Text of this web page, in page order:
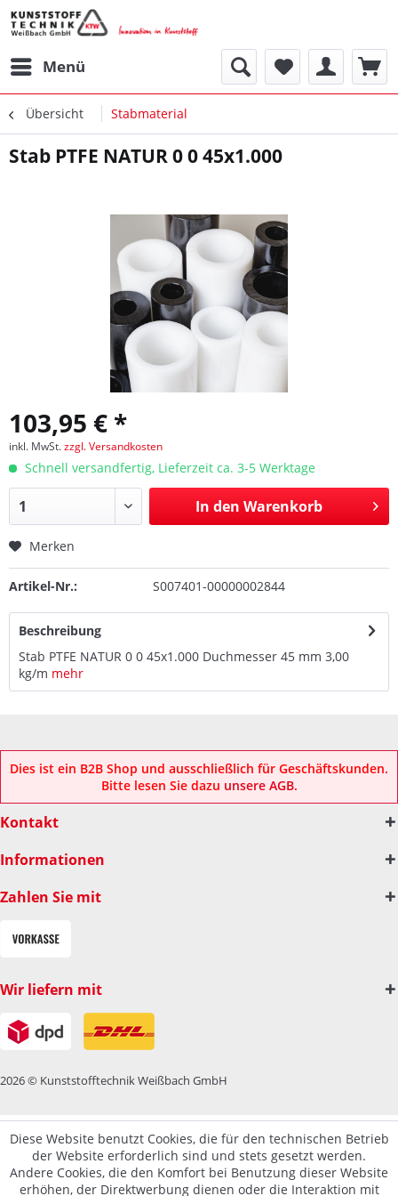
Menü
Übersicht Stabmaterial
Stab PTFE NATUR 0 0 45x1.000
103,95 € *
inkl. MwSt.zzgl. Versandkosten
Schnell versandfertig, Lieferzeit ca. 3-5 Werktage
In den Warenkorb
Merken
Artikel-Nr.: S007401-00000002844
Beschreibung
Stab PTFE NATUR 0 0 45x1.000 Duchmesser 45 mm 3,00
kg/m mehr
Dies ist ein B2B Shop und ausschließlich für Geschäftskunden.
Bitte lesen Sie dazu unsere AGB.
Kontakt
Informationen
Zahlen Sie mit
Wir liefern mit
2026 © Kunststofftechnik Weißbach GmbH
Diese Website benutzt Cookies, die für den technischen Betrieb
der Website erforderlich sind und stets gesetzt werden.
Andere Cookies, die den Komfort bei Benutzung dieser Website
erhöhen, der Direktwerbung dienen oder die Interaktion mit